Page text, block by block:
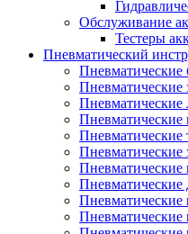
Обслуживание
Тестеры
Пневматический
Пневматические
Пневматические
Пневматические
Пневматические
Пневматические
Пневматические